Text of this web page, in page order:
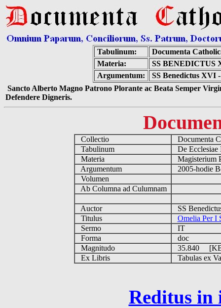
Tabulinum:
Documenta
Materia:
SS BENEDICTUS
Argumentum:
SS Benedictus XVI
Sancto Alberto Magno Patrono Plorante ac Beata Semper
Defendere Digneris.
Collectio
Documenta
Tabulinum
De
Materia
Magisterium
Argumentum
2005-hodie
Volumen
Ab Columna ad Culumnam
Auctor
SS
Titulus
Omelia Per I
Sermo
IT
Forma
doc
Magnitudo
35.840
Ex Libris
Tabulas ex
Reditus in